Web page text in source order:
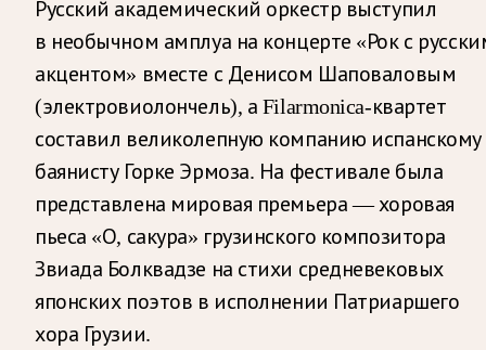
Русский академический оркестр выступил
в необычном амплуа на концерте «Рок с
акцентом» вместе с Денисом Шаповаловым
(электровиолончель), а Filarmonica-квартет
составил великолепную компанию испанскому
баянисту Горке Эрмоза. На фестивале была
представлена мировая премьера — хоровая
пьеса «О, сакура» грузинского композитора
Звиада Болквадзе на стихи средневековых
японских поэтов в исполнении Патриаршего
хора Грузии.